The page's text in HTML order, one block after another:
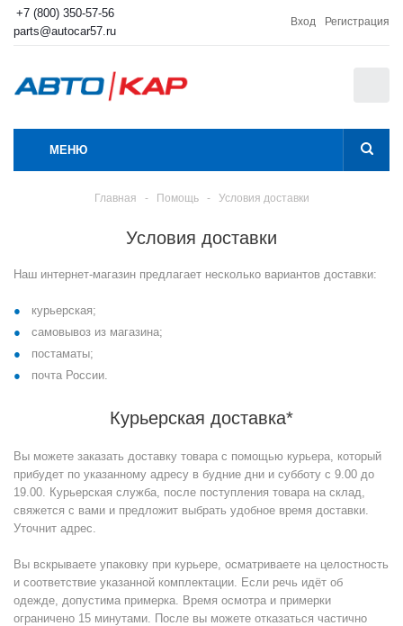
+7 (800) 350-57-56
parts@autocar57.ru
Вход Регистрация
МЕНЮ
Главная - Помощь - Условия доставки
Условия доставки
Наш интернет-магазин предлагает несколько вариантов доставки:
курьерская;
самовывоз из магазина;
постаматы;
почта России.
Курьерская доставка*
Вы можете заказать доставку товара с помощью курьера, который
прибудет по указанному адресу в будние дни и субботу с 9.00 до
19.00. Курьерская служба, после поступления товара на склад,
свяжется с вами и предложит выбрать удобное время доставки.
Уточнит адрес.
Вы вскрываете упаковку при курьере, осматриваете на целостность
и соответствие указанной комплектации. Если речь идёт об
одежде, допустима примерка. Время осмотра и примерки
ограничено 15 минутами. После вы можете отказаться частично